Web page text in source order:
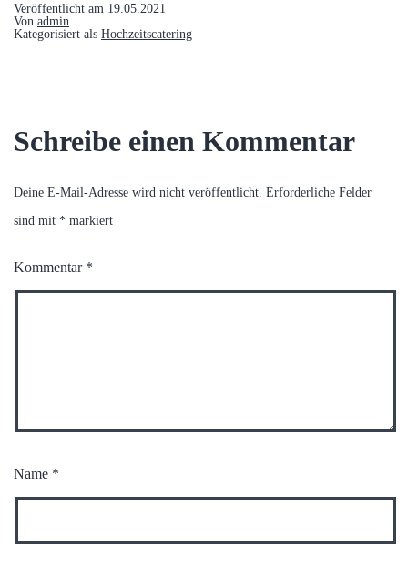
Veröffentlicht am 19.05.2021
Von admin
Kategorisiert als Hochzeitscatering
Schreibe einen Kommentar
Deine E-Mail-Adresse wird nicht veröffentlicht. Erforderliche Felder
sind mit * markiert
Kommentar *
Name *